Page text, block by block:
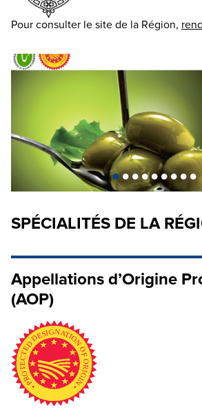
Pour consulter le site de la Région,
•••••••••
SPÉCIALITÉS DE LA
Appellations d’Origine
(AOP)